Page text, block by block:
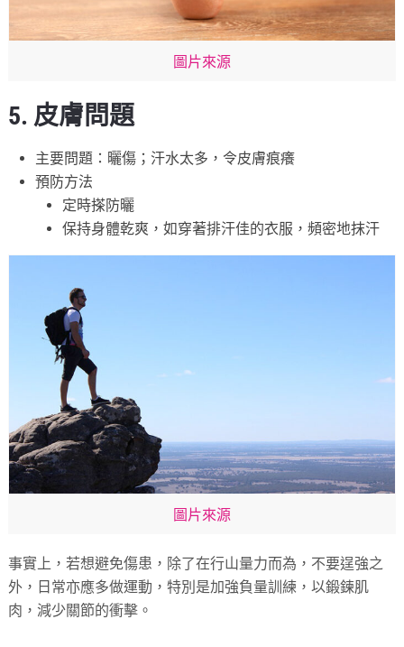
圖片來源
5. 皮膚問題
主要問題：曬傷；汗水太多，令皮膚痕癢
預防方法
定時搽防曬
保持身體乾爽，如穿著排汗佳的衣服，頻密地抹汗
圖片來源
事實上，若想避免傷患，除了在行山量力而為，不要逞強之
外，日常亦應多做運動，特別是加強負量訓練，以鍛鍊肌
肉，減少關節的衝擊。